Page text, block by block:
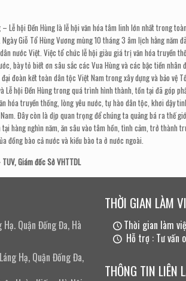
– Lễ hội Đền Hùng là lễ hội văn hóa tâm linh lớn nhất trong
Giỗ Tổ Hùng Vương mùng 10 tháng 3 âm lịch hằng năm
nước Việt. Việc tổ chức lễ hội giàu giá trị văn hóa truyền
bày tỏ biết ơn sâu sắc các Vua Hùng và các bậc tiền nhân
đoàn kết toàn dân tộc Việt Nam trong xây dựng và bảo vệ
Lễ hội Đền Hùng trong quá trình hình thành, tồn tại đã góp
hóa truyền thống, lòng yêu nước, tự hào dân tộc, khơi dậy
Đây còn là dịp quan trọng để chúng ta quảng bá ra thế
hàng nghìn năm, ăn sâu vào tâm hồn, tình cảm, trở thành
đồng bào cả nước và kiều bào ta ở nước ngoài.
TUV,Giám đốc Sở VHTTDL
Quận Đống Đa, Hà
Hạ, Quận Đống Đa,
THỜI GIAN LÀM
Thời gian làm
Hỗ trợ : Tư vấn
THÔNG TIN LIÊN